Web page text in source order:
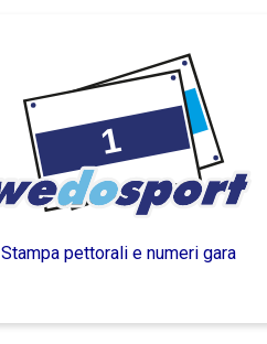
Stampa pettorali e numeri gara